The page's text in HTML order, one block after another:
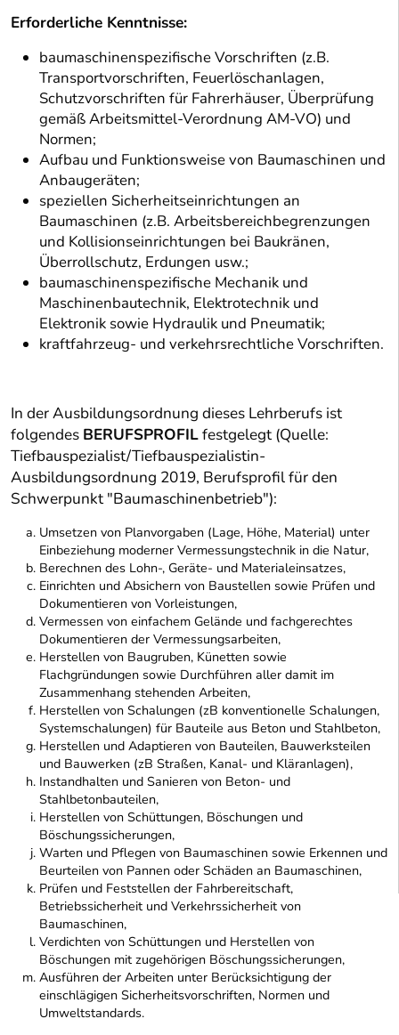
Erforderliche Kenntnisse:
baumaschinenspezifische Vorschriften (z.B.
Transportvorschriften, Feuerlöschanlagen,
Schutzvorschriften für Fahrerhäuser, Überprüfung
gemäß Arbeitsmittel-Verordnung AM-VO) und
Normen;
Aufbau und Funktionsweise von Baumaschinen und
Anbaugeräten;
speziellen Sicherheitseinrichtungen an
Baumaschinen (z.B. Arbeitsbereichbegrenzungen
und Kollisionseinrichtungen bei Baukränen,
Überrollschutz, Erdungen usw.;
baumaschinenspezifische Mechanik und
Maschinenbautechnik, Elektrotechnik und
Elektronik sowie Hydraulik und Pneumatik;
kraftfahrzeug- und verkehrsrechtliche Vorschriften.
In der Ausbildungsordnung dieses Lehrberufs ist
folgendes BERUFSPROFILfestgelegt (Quelle:
Tiefbauspezialist/Tiefbauspezialistin-
Ausbildungsordnung 2019, Berufsprofil für den
Schwerpunkt "Baumaschinenbetrieb"):
Umsetzen von Planvorgaben (Lage, Höhe, Material) unter
Einbeziehung moderner Vermessungstechnik in die Natur,
Berechnen des Lohn-, Geräte- und Materialeinsatzes,
Einrichten und Absichern von Baustellen sowie Prüfen und
Dokumentieren von Vorleistungen,
Vermessen von einfachem Gelände und fachgerechtes
Dokumentieren der Vermessungsarbeiten,
Herstellen von Baugruben, Künetten sowie
Flachgründungen sowie Durchführen aller damit im
Zusammenhang stehenden Arbeiten,
Herstellen von Schalungen (zB konventionelle Schalungen,
Systemschalungen) für Bauteile aus Beton und Stahlbeton,
Herstellen und Adaptieren von Bauteilen, Bauwerksteilen
und Bauwerken (zB Straßen, Kanal- und Kläranlagen),
Instandhalten und Sanieren von Beton- und
Stahlbetonbauteilen,
Herstellen von Schüttungen, Böschungen und
Böschungssicherungen,
Warten und Pflegen von Baumaschinen sowie Erkennen und
Beurteilen von Pannen oder Schäden an Baumaschinen,
Prüfen und Feststellen der Fahrbereitschaft,
Betriebssicherheit und Verkehrssicherheit von
Baumaschinen,
Verdichten von Schüttungen und Herstellen von
Böschungen mit zugehörigen Böschungssicherungen,
Ausführen der Arbeiten unter Berücksichtigung der
einschlägigen Sicherheitsvorschriften, Normen und
Umweltstandards.